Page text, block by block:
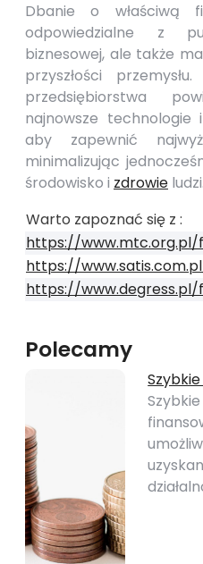
Dbanie o właściwą
odpowiedzialne z
biznesowej, ale także
przyszłości
przedsiębiorstwa
najnowsze technologie
aby zapewnić
minimalizując
środowisko i zdrowie ludzi.
Warto zapoznać się z :
https://
https://
https://
Polecamy